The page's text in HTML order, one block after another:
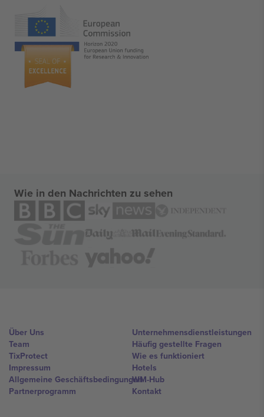
Wie in den Nachrichten zu sehen
Über Uns
Team
TixProtect
Impressum
Allgemeine Geschäftsbedingungen
Partnerprogramm
Unternehmensdienstleistungen
Häufig gestellte Fragen
Wie es funktioniert
Hotels
WM-Hub
Kontakt